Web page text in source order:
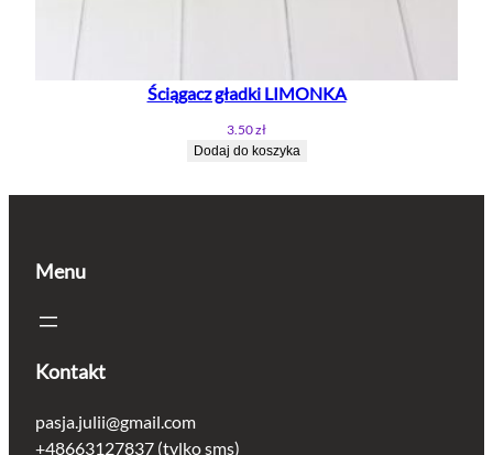
Ściągacz gładki LIMONKA
3.50zł
Dodaj do koszyka
Menu
Kontakt
pasja.julii@gmail.com
+48663127837 (tylko sms)